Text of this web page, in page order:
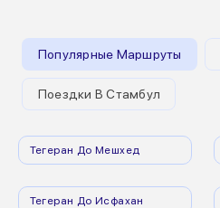
Популярные Маршруты
Поездки В Стамбул
Тегеран До Мешхед
Тегеран До Исфахан